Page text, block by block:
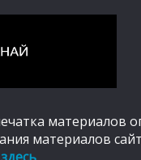
материалов
материалов